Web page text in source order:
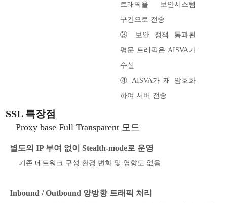
트래픽을 보안시스템
구간으로 전송
③ 보안 정책 통과된
평문 트래픽은 AISVA가
수신
④ AISVA가 재 암호화
하여 서버 전송
SSL 특장점
Proxy base Full Transparent 모드
별도의 IP 부여 없이 Stealth-mode로 운영
기존 네트워크 구성 환경 변화 및 영향도 없음
Inbound / Outbound 양방향 트래픽 처리